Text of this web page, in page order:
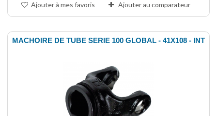
Ajouter à mes favoris Ajouter au comparateur
MACHOIRE DE TUBE SERIE 100 GLOBAL - 41X108 - INT